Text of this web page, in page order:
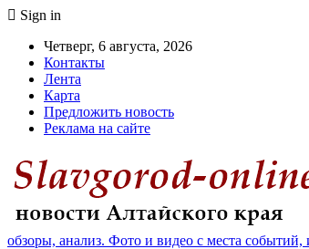
Sign in
Четверг, 6 августа, 2026
Контакты
Лента
Карта
Предложить новость
Реклама на сайте
обзоры, анализ. Фото и видео с места событий,